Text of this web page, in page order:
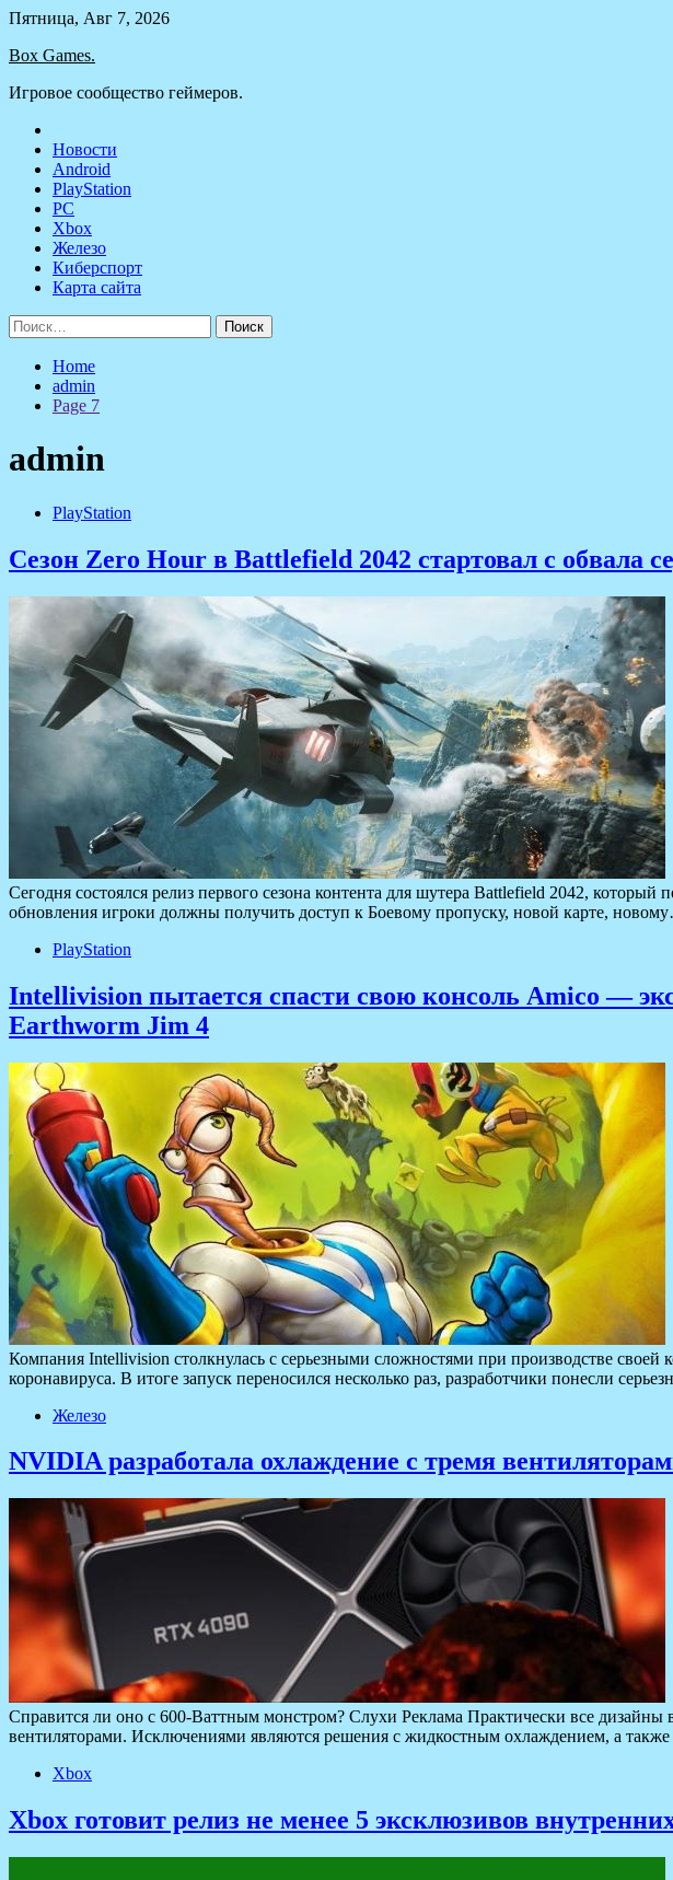
Skip
content
Пятница, Авг 7, 2026
Box Games.
Игровое сообщество геймеров.
Новости
Android
PlayStation
PC
Xbox
Железо
Киберспорт
Карта сайта
Найти:
Home
admin
Page 7
admin
PlayStation
Сезон Zero Hour в Battlefield 2042 стартовал с обвала
Сегодня состоялся релиз первого сезона контента для шутера Battlefield 2042,
обновления игроки должны получить доступ к Боевому пропуску, новой карте,
PlayStation
Intellivision пытается спасти свою консоль Amico —
Earthworm Jim 4
Компания Intellivision столкнулась с серьезными сложностями при производстве
коронавируса. В итоге запуск переносился несколько раз, разработчики понесли
Железо
NVIDIA разработала охлаждение с тремя
Справится ли оно с 600-Ваттным монстром? Слухи Реклама Практически все
вентиляторами. Исключениями являются решения с жидкостным охлаждением, а
Xbox
Xbox готовит релиз не менее 5 эксклюзивов